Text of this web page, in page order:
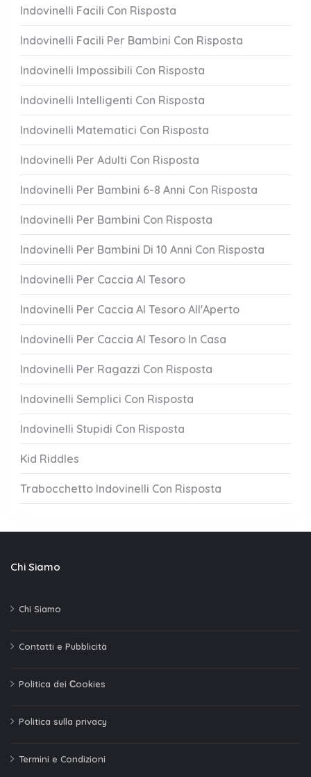
Indovinelli Facili Con Risposta
Indovinelli Facili Per Bambini Con Risposta
Indovinelli Impossibili Con Risposta
Indovinelli Intelligenti Con Risposta
Indovinelli Matematici Con Risposta
Indovinelli Per Adulti Con Risposta
Indovinelli Per Bambini 6-8 Anni Con Risposta
Indovinelli Per Bambini Con Risposta
Indovinelli Per Bambini Di 10 Anni Con Risposta
Indovinelli Per Caccia Al Tesoro
Indovinelli Per Caccia Al Tesoro All'Aperto
Indovinelli Per Caccia Al Tesoro In Casa
Indovinelli Per Ragazzi Con Risposta
Indovinelli Semplici Con Risposta
Indovinelli Stupidi Con Risposta
Kid Riddles
Trabocchetto Indovinelli Con Risposta
Chi Siamo
Chi Siamo
Contatti e Pubblicità
Politica dei Сookies
Politica sulla privacy
Termini e Condizioni